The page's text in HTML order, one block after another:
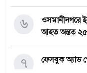
ওসমানীনগরে
আহত অন্তত ২৫
৬
ফেসবুক অ্যাড
৭